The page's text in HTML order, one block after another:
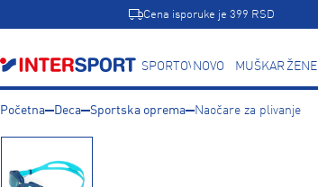
Cena isporuke je 399 RSD
SPORTOVINOVO MUŠKARCIŽENE
Početna Deca Sportska oprema Naočare za plivanje